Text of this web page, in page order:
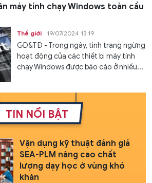
máy tính chạy Windows toàn cầu
Thế giới 19/07/2024 13:19
GD&TĐ - Trong ngày, tình trạng ngừng
hoạt động của các thiết bị máy tính
chạy Windows được báo cáo ở nhiều...
TIN NỔI BẬT
Vận dụng kỹ thuật đánh giá
SEA-PLM nâng cao chất
lượng dạy học ở vùng khó
khăn